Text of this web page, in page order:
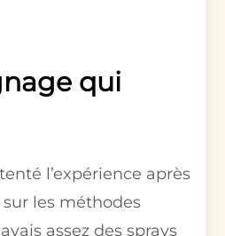
qui
l’expérience après
les méthodes
assez des sprays